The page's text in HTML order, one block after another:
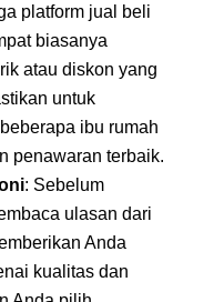
platform jual beli
biasanya
atau diskon yang
untuk
ibu rumah
penawaran terbaik.
: Sebelum
ulasan dari
Anda
kualitas dan